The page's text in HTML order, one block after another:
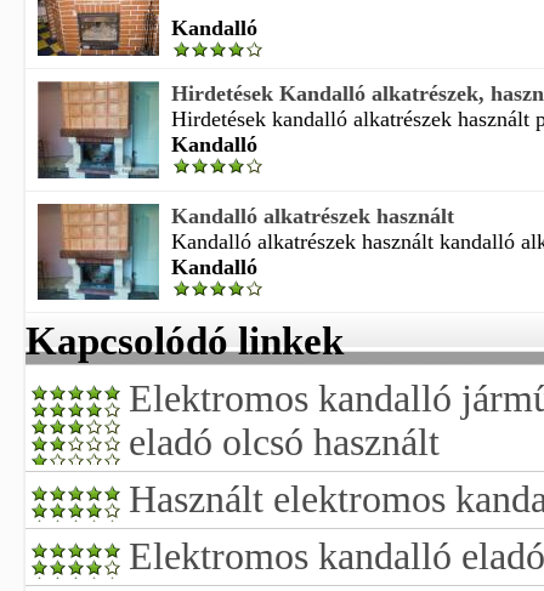
Kandalló
Hirdetések Kandalló alkatrészek,
Hirdetések kandalló alkatrészek használt
Kandalló
Kandalló alkatrészek használt
Kandalló alkatrészek használt kandalló
Kandalló
Kapcsolódó linkek
Elektromos kandalló
eladó olcsó használt
Használt elektromos
Elektromos kandalló eladó